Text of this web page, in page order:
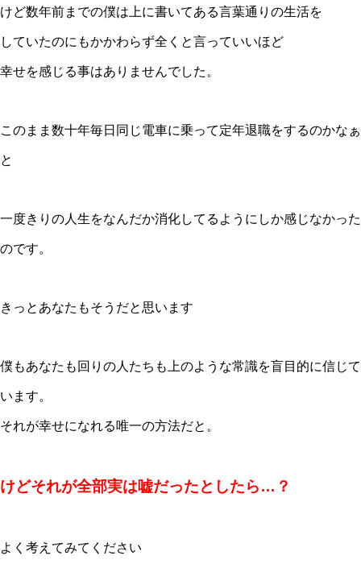
けど数年前までの僕は上に書いてある言葉通りの生活を
していたのにもかかわらず全くと言っていいほど
幸せを感じる事はありませんでした。
このまま数十年毎日同じ電車に乗って定年退職をするのかなぁ
と
一度きりの人生をなんだか消化してるようにしか感じなかった
のです。
きっとあなたもそうだと思います
僕もあなたも回りの人たちも上のような常識を盲目的に信じて
います。
それが幸せになれる唯一の方法だと。
けどそれが全部実は嘘だったとしたら…？
よく考えてみてください